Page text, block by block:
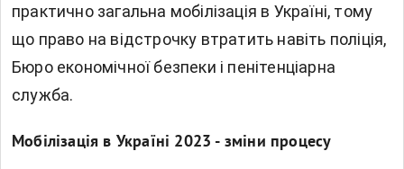
практично загальна мобілізація в Україні, тому
що право на відстрочку втратить навіть поліція,
Бюро економічної безпеки і пенітенціарна
служба.
Мобілізація в Україні 2023 - зміни процесу